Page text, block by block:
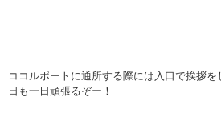
ココルポートに通所する際には入口で挨拶
日も一日頑張るぞー！